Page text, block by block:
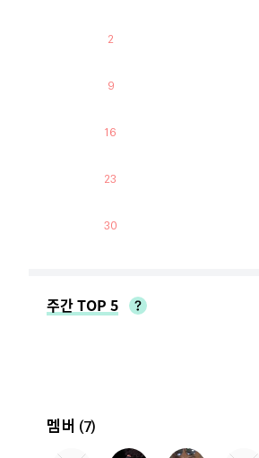
2
9
16
23
30
주간 TOP 5
멤버 (7)